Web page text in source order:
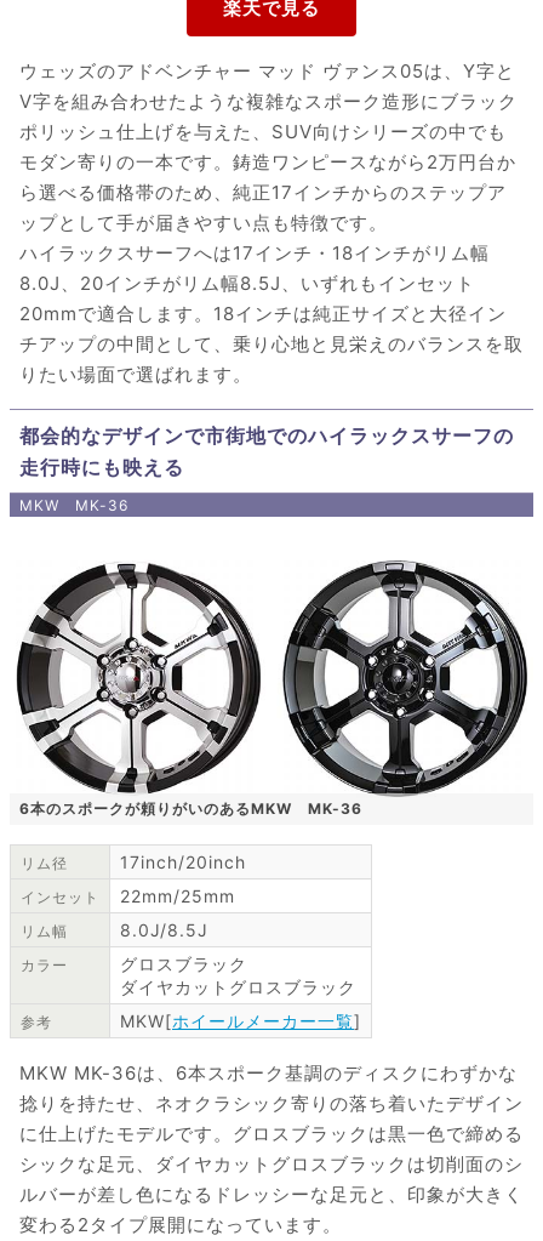
ウェッズのアドベンチャー マッド ヴァンス05は、Y字と
V字を組み合わせたような複雑なスポーク造形にブラック
ポリッシュ仕上げを与えた、SUV向けシリーズの中でも
モダン寄りの一本です。鋳造ワンピースながら2万円台か
ら選べる価格帯のため、純正17インチからのステップア
ップとして手が届きやすい点も特徴です。
ハイラックスサーフへは17インチ・18インチがリム幅
8.0J、20インチがリム幅8.5J、いずれもインセット
20mmで適合します。18インチは純正サイズと大径イン
チアップの中間として、乗り心地と見栄えのバランスを取
りたい場面で選ばれます。
都会的なデザインで市街地でのハイラックスサーフの
走行時にも映える
MKW MK-36
6本のスポークが頼りがいのあるMKW MK-36
リム径 17inch/20inch
インセット 22mm/25mm
リム幅 8.0J/8.5J
カラー
グロスブラック
ダイヤカットグロスブラック
参考 MKW[ホイールメーカー一覧]
MKW MK-36は、6本スポーク基調のディスクにわずかな
捻りを持たせ、ネオクラシック寄りの落ち着いたデザイン
に仕上げたモデルです。グロスブラックは黒一色で締める
シックな足元、ダイヤカットグロスブラックは切削面のシ
ルバーが差し色になるドレッシーな足元と、印象が大きく
変わる2タイプ展開になっています。